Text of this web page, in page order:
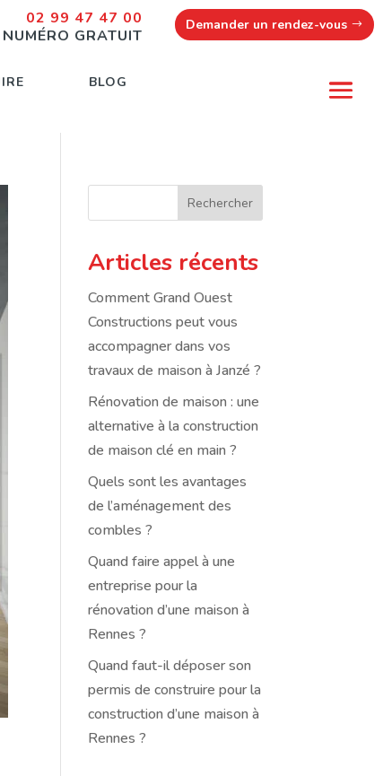
02 99 47 47 00
NUMÉRO GRATUIT
Demander un rendez-vous
BLOG
Rechercher
Articles récents
Comment Grand Ouest
Constructions peut vous
accompagner dans vos
travaux de maison à Janzé ?
Rénovation de maison : une
alternative à la construction
de maison clé en main ?
Quels sont les avantages
de l’aménagement des
combles ?
Quand faire appel à une
entreprise pour la
rénovation d’une maison à
Rennes ?
Quand faut-il déposer son
permis de construire pour la
construction d’une maison à
Rennes ?